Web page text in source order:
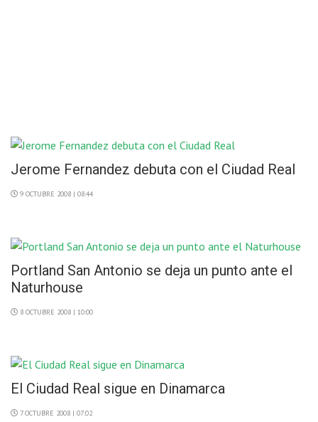
Jerome Fernandez debuta con el Ciudad Real
9 OCTUBRE 2008 | 08:44
Portland San Antonio se deja un punto ante el
Naturhouse
8 OCTUBRE 2008 | 10:00
El Ciudad Real sigue en Dinamarca
7 OCTUBRE 2008 | 07:02